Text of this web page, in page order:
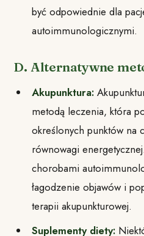
być odpowiednie dla
autoimmunologicznymi.
D. Alternatywne
Akupunktura:
metodą leczenia, która
określonych punktów na
równowagi
chorobami
łagodzenie objawów i
terapii akupunkturowej.
Suplementy diety: